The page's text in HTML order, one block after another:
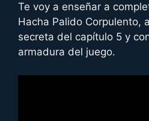
Te voy a enseñar a
Hacha Palido Corpulento,
secreta del capítulo 5 y
armadura del juego.